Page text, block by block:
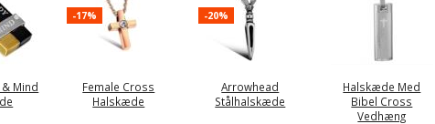
Mind
-17%
Female Cross
Halskæde
-20%
Arrowhead
Stålhalskæde
Halskæde Med
Bibel Cross
Vedhæng